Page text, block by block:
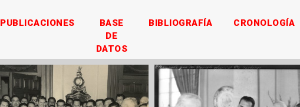
PUBLICACIONES
BASE
DE
DATOS
BIBLIOGRAFÍA CRONOLOGÍA